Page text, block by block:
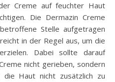
Creme auf feuchter Haut
Die Dermazin Creme
Stelle aufgetragen
in der Regel aus, um die
Dabei sollte darauf
nicht gerieben, sondern
Haut nicht zusätzlich zu